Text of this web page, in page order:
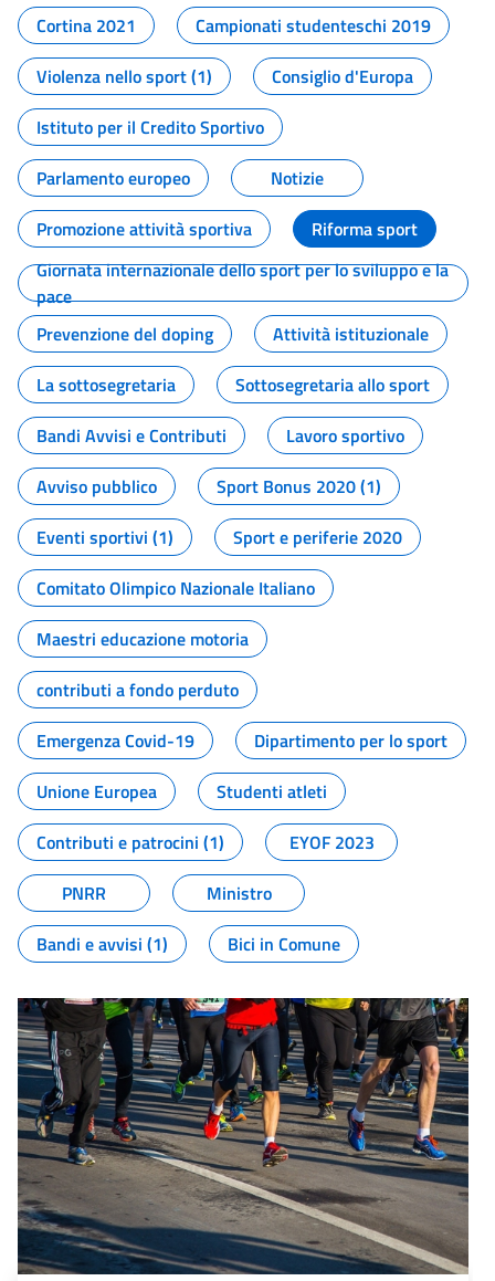
Cortina 2021
Campionati studenteschi 2019
Violenza nello sport (1)
Consiglio d'Europa
Istituto per il Credito Sportivo
Parlamento europeo
Notizie
Promozione attività sportiva
Riforma sport
Giornata internazionale dello sport per lo sviluppo e la
pace
Prevenzione del doping
Attività istituzionale
La sottosegretaria
Sottosegretaria allo sport
Bandi Avvisi e Contributi
Lavoro sportivo
Avviso pubblico
Sport Bonus 2020 (1)
Eventi sportivi (1)
Sport e periferie 2020
Comitato Olimpico Nazionale Italiano
Maestri educazione motoria
contributi a fondo perduto
Emergenza Covid-19
Dipartimento per lo sport
Unione Europea
Studenti atleti
Contributi e patrocini (1)
EYOF 2023
PNRR
Ministro
Bandi e avvisi (1)
Bici in Comune